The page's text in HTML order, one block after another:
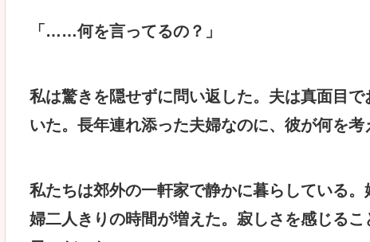
「……何を言ってるの？」
私は驚きを隠せずに問い返した。夫は真面目
いた。長年連れ添った夫婦なのに、彼が何を考
私たちは郊外の一軒家で静かに暮らしている
婦二人きりの時間が増えた。寂しさを感じる